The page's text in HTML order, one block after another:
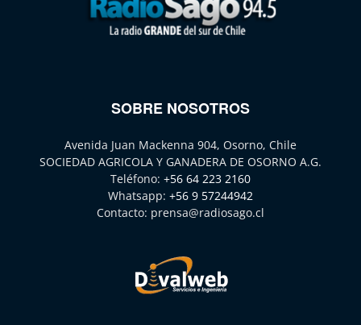
SOBRE NOSOTROS
Avenida Juan Mackenna 904, Osorno, Chile
SOCIEDAD AGRICOLA Y GANADERA DE OSORNO A.G.
Teléfono: +56 64 223 2160
Whatsapp: +56 9 57244942
Contacto: prensa@radiosago.cl